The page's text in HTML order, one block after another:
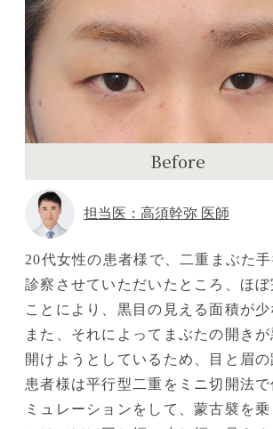
Before
担当医：高須幹弥 医師
20代女性の患者様で、二重まぶた
診察させていただいたところ、ほ
ことにより、黒目の見える面積が少
また、それによってまぶたの開き
開けようとしているため、目と眉
患者様は平行型二重をミニ切開法
ミュレーションをして、蒙古襞を